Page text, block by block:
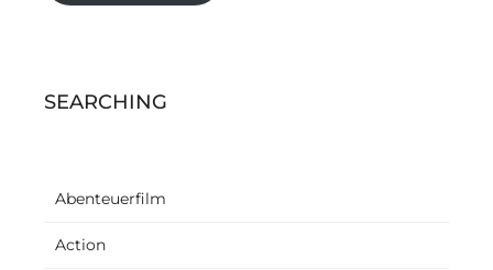
SEARCHING
Abenteuerfilm
Action